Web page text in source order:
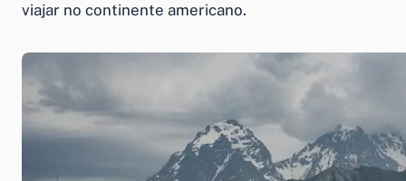
viajar no continente americano.